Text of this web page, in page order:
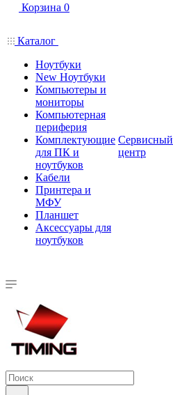
Корзина 0
Каталог
Ноутбуки
New Ноутбуки
Компьютеры и
мониторы
Компьютерная
периферия
Комплектующие
для ПК и
ноутбуков
Кабели
Принтера и
МФУ
Планшет
Аксессуары для
ноутбуков
Сервисный
центр